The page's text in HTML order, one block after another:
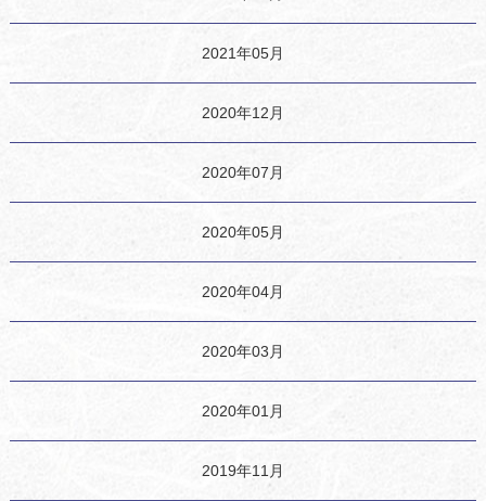
2021年05月
2020年12月
2020年07月
2020年05月
2020年04月
2020年03月
2020年01月
2019年11月